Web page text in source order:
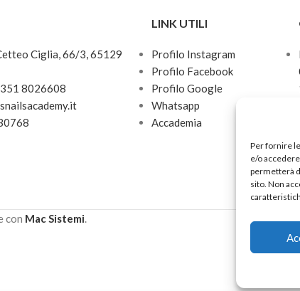
Per fornire
e/o
permetterà
sito. Non
Ciglia, 66/3, 65129
8026608
LINK UTILI
Profilo Instagram
Profilo Facebook
Profilo Google
Whatsapp
Accademia
con Mac Sistemi.